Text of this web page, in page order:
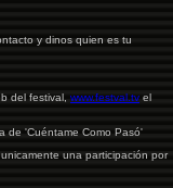
y dinos quien es tu
del festival, www.festval.tv el
de 'Cuéntame Como Pasó'
una participación por